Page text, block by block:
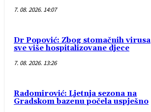
7. 08. 2026. 14:07
Dr Popović: Zbog stomačnih virusa
sve više hospitalizovane djece
7. 08. 2026. 13:26
Radomirović: Ljetnja sezona na
Gradskom bazenu počela uspješno